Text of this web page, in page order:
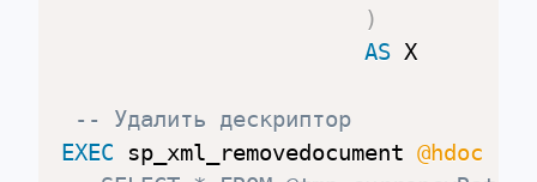
)
AS X
-- Удалить дескриптор
EXEC sp_xml_removedocument @hdoc